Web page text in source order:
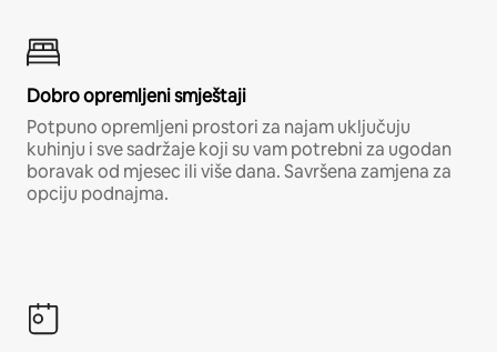
Dobro opremljeni smještaji
Potpuno opremljeni prostori za najam uključuju
kuhinju i sve sadržaje koji su vam potrebni za ugodan
boravak od mjesec ili više dana. Savršena zamjena za
opciju podnajma.